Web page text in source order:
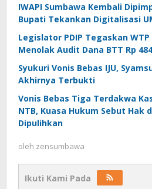
IWAPI Sumbawa Kembali
Bupati Tekankan Digitalisasi
Legislator PDIP Tegaskan
Menolak Audit Dana BTT Rp
Syukuri Vonis Bebas IJU,
Akhirnya Terbukti
Vonis Bebas Tiga Terdakwa
NTB, Kuasa Hukum Sebut Hak
Dipulihkan
oleh zensumbawa
Ikuti Kami Pada